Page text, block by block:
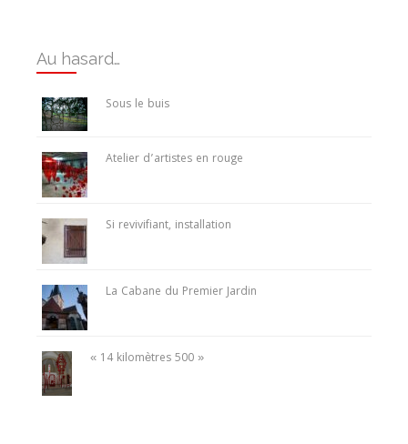
Au hasard…
Sous le buis
Atelier d’artistes en rouge
Si revivifiant, installation
La Cabane du Premier Jardin
« 14 kilomètres 500 »